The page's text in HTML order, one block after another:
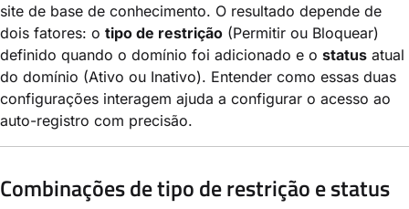
site de base de conhecimento. O resultado depende de
dois fatores: o tipo de restrição (Permitir ou Bloquear)
definido quando o domínio foi adicionado e o status atual
do domínio (Ativo ou Inativo). Entender como essas duas
configurações interagem ajuda a configurar o acesso ao
auto-registro com precisão.
Combinações de tipo de restrição e status